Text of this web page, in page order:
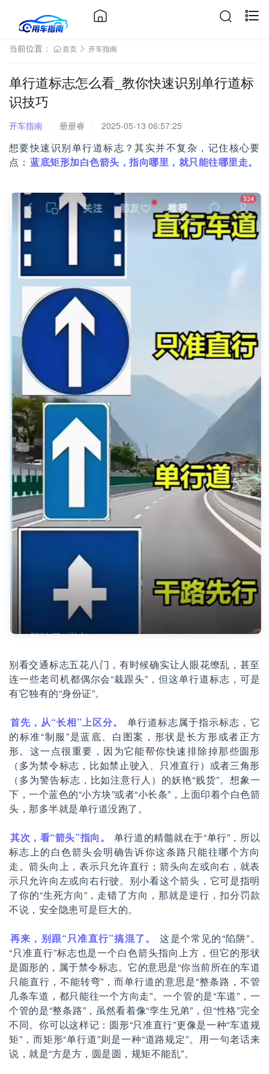
当前位置： 首页 开车指南
单行道标志怎么看_教你快速识别单行道标
识技巧
开车指南 册册睿 2025-05-13 06:57:25
想要快速识别单行道标志？其实并不复杂，记住核心要
点： 蓝底矩形加白色箭头，指向哪里，就只能往哪里走。
别看交通标志五花八门，有时候确实让人眼花缭乱，甚至
连一些老司机都偶尔会“栽跟头”，但这单行道标志，可是
有它独有的“身份证”。
首先，从“长相”上区分。
单行道标志属于指示标志，它
的标准“制服”是蓝底、白图案，形状是长方形或者正方
形。这一点很重要，因为它能帮你快速排除掉那些圆形
（多为禁令标志，比如禁止驶入、只准直行）或者三角形
（多为警告标志，比如注意行人）的妖艳“贱货”。想象一
下，一个蓝色的“小方块”或者“小长条”，上面印着个白色箭
头，那多半就是单行道没跑了。
其次，看“箭头”指向。
单行道的精髓就在于“单行”，所以
标志上的白色箭头会明确告诉你这条路只能往哪个方向
走。箭头向上，表示只允许直行；箭头向左或向右，就表
示只允许向左或向右行驶。别小看这个箭头，它可是指明
了你的“生死方向”，走错了方向，那就是逆行，扣分罚款
不说，安全隐患可是巨大的。
再来，别跟“只准直行”搞混了。
这是个常见的“陷阱”。
“只准直行”标志也是一个白色箭头指向上方，但它的形状
是圆形的，属于禁令标志。它的意思是“你当前所在的车道
只能直行，不能转弯”，而单行道的意思是“整条路，不管
几条车道，都只能往一个方向走”。一个管的是“车道”，一
个管的是“整条路”，虽然看着像“孪生兄弟”，但“性格”完全
不同。你可以这样记：圆形“只准直行”更像是一种“车道规
矩”，而矩形“单行道”则是一种“道路规定”。用一句老话来
说，就是“方是方，圆是圆，规矩不能乱”。